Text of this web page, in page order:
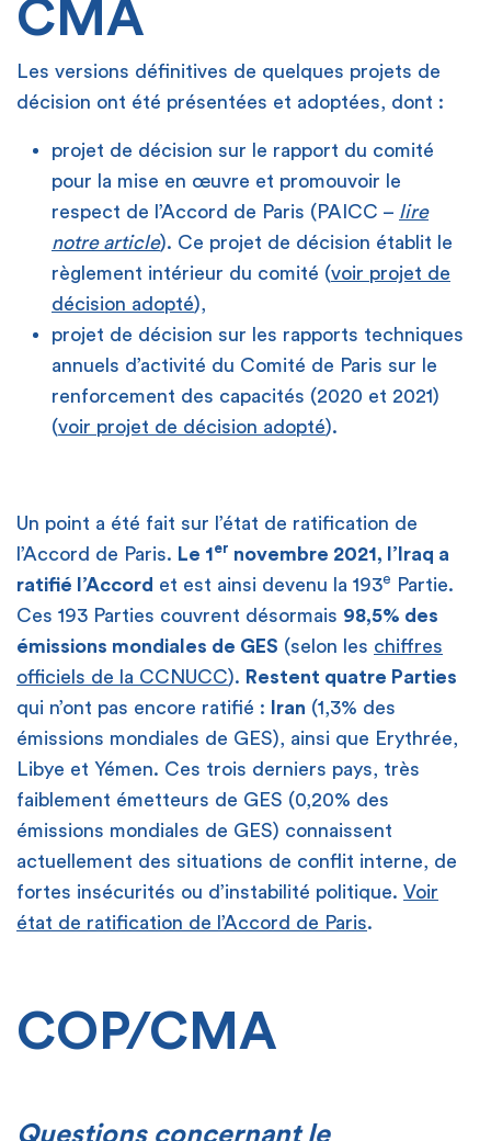
CMA
Les versions définitives de quelques projets de
décision ont été présentées et adoptées, dont :
projet de décision sur le rapport du comité
pour la mise en œuvre et promouvoir le
respect de l’Accord de Paris (PAICC – lire
notre article). Ce projet de décision établit le
règlement intérieur du comité (voir projet de
décision adopté),
projet de décision sur les rapports techniques
annuels d’activité du Comité de Paris sur le
renforcement des capacités (2020 et 2021)
(voir projet de décision adopté).
Un point a été fait sur l’état de ratification de
l’Accord de Paris. Le 1er novembre 2021, l’Iraq a
ratifié l’Accord et est ainsi devenu la 193e
Partie.
Ces 193 Parties couvrent désormais 98,5% des
émissions mondiales de GES (selon les chiffres
officiels de la CCNUCC). Restent quatre Parties
qui n’ont pas encore ratifié :
Iran (1,3% des
émissions mondiales de GES), ainsi que Erythrée,
Libye et Yémen. Ces trois derniers pays, très
faiblement émetteurs de GES (0,20% des
émissions mondiales de GES) connaissent
actuellement des situations de conflit interne, de
fortes insécurités ou d’instabilité politique. Voir
état de ratification de l’Accord de Paris.
COP/CMA
Questions concernant le